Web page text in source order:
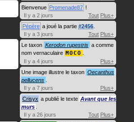
Bienvenue Promenade87 !
Il y a 2 jours
Tout Plus+
Pépère a joué la partie #2456
Il y a 3 jours
Tout Plus+
Le taxon Kerodon rupestris a comme
nom vernaculaire MOCO
Il y a 4 jours
Plus+
Une image illustre le taxon Oecanthus
pellucens
Il y a 7 jours
Plus+
Crisyx a publié le texte Avant que les
murs
Il y a 26 jours
Tout Plus+